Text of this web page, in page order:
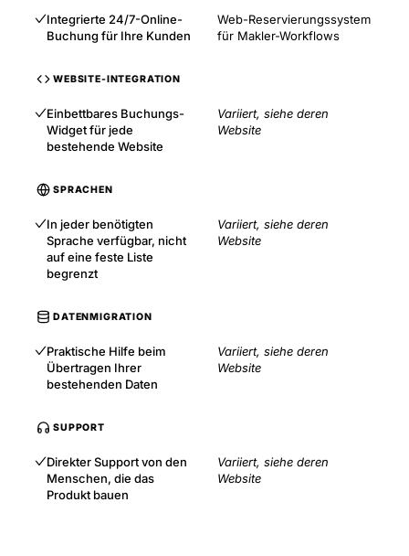
Integrierte 24/7-Online-
Buchung für Ihre Kunden
Web-Reservierungssystem
für Makler-Workflows
WEBSITE-INTEGRATION
Einbettbares Buchungs-
Widget für jede
bestehende Website
Variiert, siehe deren
Website
SPRACHEN
In jeder benötigten
Sprache verfügbar, nicht
auf eine feste Liste
begrenzt
Variiert, siehe deren
Website
DATENMIGRATION
Praktische Hilfe beim
Übertragen Ihrer
bestehenden Daten
Variiert, siehe deren
Website
SUPPORT
Direkter Support von den
Menschen, die das
Produkt bauen
Variiert, siehe deren
Website